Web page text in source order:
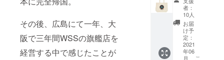
その後、広島にて一年、大
阪で三年間WSSの旗艦店を
経営する中で感じたことが
と共に
メール
にてお
送りさ
せて頂
きま
す。ご
行った
時、滞
在して
いたホ
テルの
スーベ
ニア
グL] 私
達のシ
ンボル
になっ
ている
ネイ
ティブ
者：
10人
お届
け予
定：
2021
年06
月